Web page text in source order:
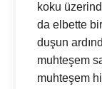
koku
da elbette
duşun
muhteşem
muhteşem